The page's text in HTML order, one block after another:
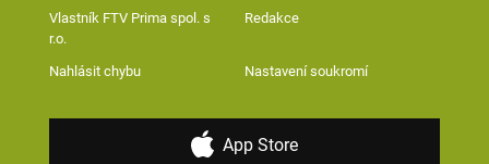
Vlastník FTV Prima spol. s
r.o.
Redakce
Nahlásit chybu Nastavení soukromí
App Store